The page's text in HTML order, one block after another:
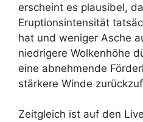
erscheint es plausibel,
Eruptionsintensität
hat und weniger Asche
niedrigere Wolkenhöhe
eine abnehmende
stärkere Winde
Zeitgleich ist auf den